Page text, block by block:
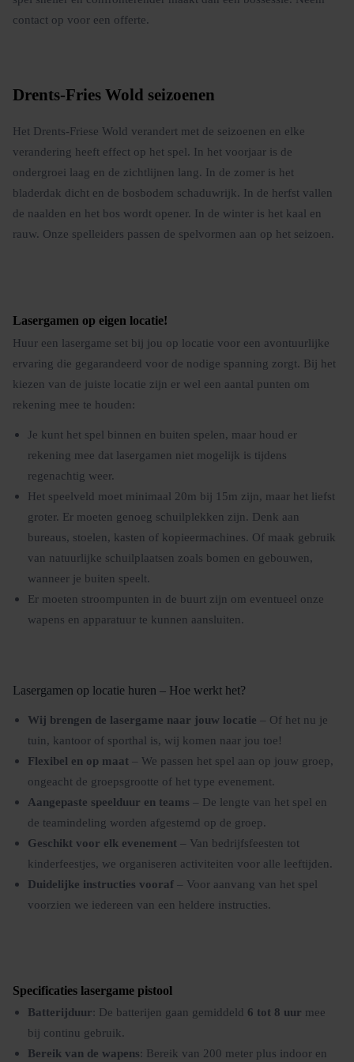
contact op voor een offerte.
Drents-Fries Wold seizoenen
Het Drents-Friese Wold verandert met de seizoenen en elke
verandering heeft effect op het spel. In het voorjaar is de
ondergroei laag en de zichtlijnen lang. In de zomer is het
bladerdak dicht en de bosbodem schaduwrijk. In de herfst vallen
de naalden en het bos wordt opener. In de winter is het kaal en
rauw. Onze spelleiders passen de spelvormen aan op het seizoen.
Lasergamen op eigen locatie!
Huur een lasergame set bij jou op locatie voor een avontuurlijke
ervaring die gegarandeerd voor de nodige spanning zorgt. Bij het
kiezen van de juiste locatie zijn er wel een aantal punten om
rekening mee te houden:
Je kunt het spel binnen en buiten spelen, maar houd er
rekening mee dat lasergamen niet mogelijk is tijdens
regenachtig weer.
Het speelveld moet minimaal 20m bij 15m zijn, maar het liefst
groter. Er moeten genoeg schuilplekken zijn. Denk aan
bureaus, stoelen, kasten of kopieermachines. Of maak gebruik
van natuurlijke schuilplaatsen zoals bomen en gebouwen,
wanneer je buiten speelt.
Er moeten stroompunten in de buurt zijn om eventueel onze
wapens en apparatuur te kunnen aansluiten.
Lasergamen op locatie huren – Hoe werkt het?
Wij brengen de lasergame naar jouw locatie – Of het nu je
tuin, kantoor of sporthal is, wij komen naar jou toe!
Flexibel en op maat – We passen het spel aan op jouw groep,
ongeacht de groepsgrootte of het type evenement.
Aangepaste speelduur en teams – De lengte van het spel en
de teamindeling worden afgestemd op de groep.
Geschikt voor elk evenement – Van bedrijfsfeesten tot
kinderfeestjes, we organiseren activiteiten voor alle leeftijden.
Duidelijke instructies vooraf – Voor aanvang van het spel
voorzien we iedereen van een heldere instructies.
Specificaties lasergame pistool
Batterijduur: De batterijen gaan gemiddeld 6 tot 8 uur mee
bij continu gebruik.
Bereik van de wapens: Bereik van 200 meter plus indoor en